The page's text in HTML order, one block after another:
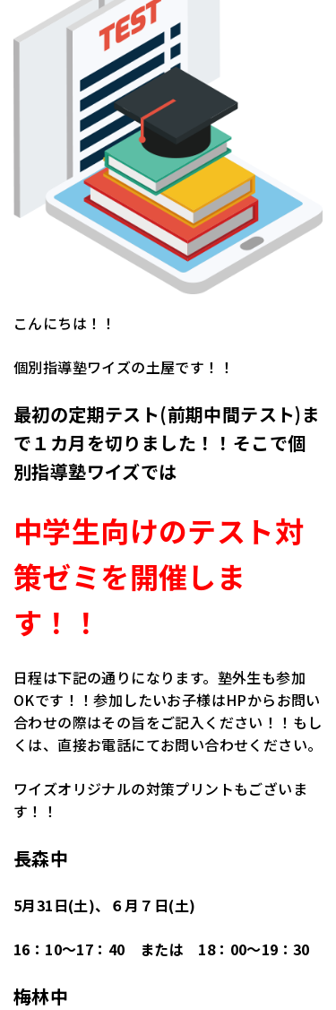
こんにちは！！
個別指導塾ワイズの土屋です！！
最初の定期テスト(前期中間テスト)ま
で１カ月を切りました！！そこで個
別指導塾ワイズでは
中学生向けのテスト対
策ゼミを開催しま
す！！
日程は下記の通りになります。塾外生も参加
OKです！！参加したいお子様はHPからお問い
合わせの際はその旨をご記入ください！！もし
くは、直接お電話にてお問い合わせください。
ワイズオリジナルの対策プリントもございま
す！！
長森中
5月31日(土)、６月７日(土)
16：10～17：40 または 18：00～19：30
梅林中